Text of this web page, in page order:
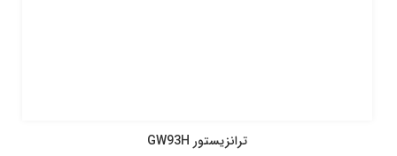
ترانزیستور GW93H